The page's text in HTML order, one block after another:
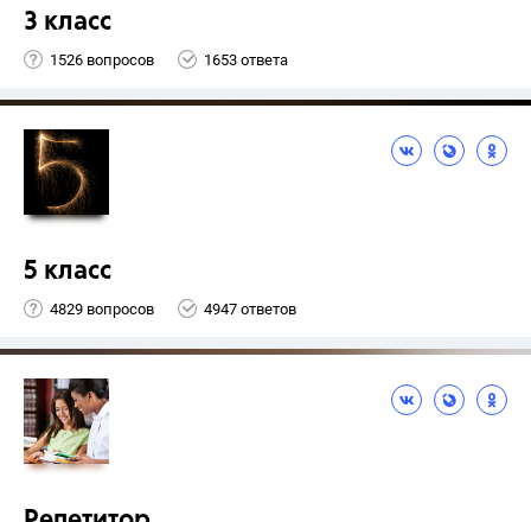
3 класс
1526 вопросов 1653 ответа
5 класс
4829 вопросов 4947 ответов